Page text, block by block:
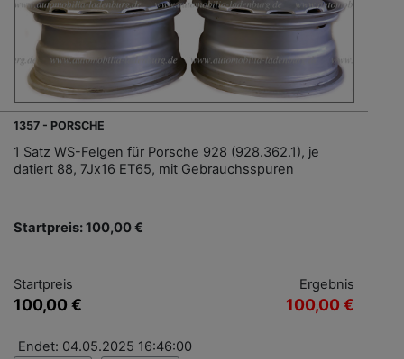
1357 - PORSCHE
1 Satz WS-Felgen für Porsche 928 (928.362.1), je
datiert 88, 7Jx16 ET65, mit Gebrauchsspuren
Startpreis: 100,00 €
Startpreis
100,00 €
Ergebnis
100,00 €
Endet: 04.05.2025 16:46:00